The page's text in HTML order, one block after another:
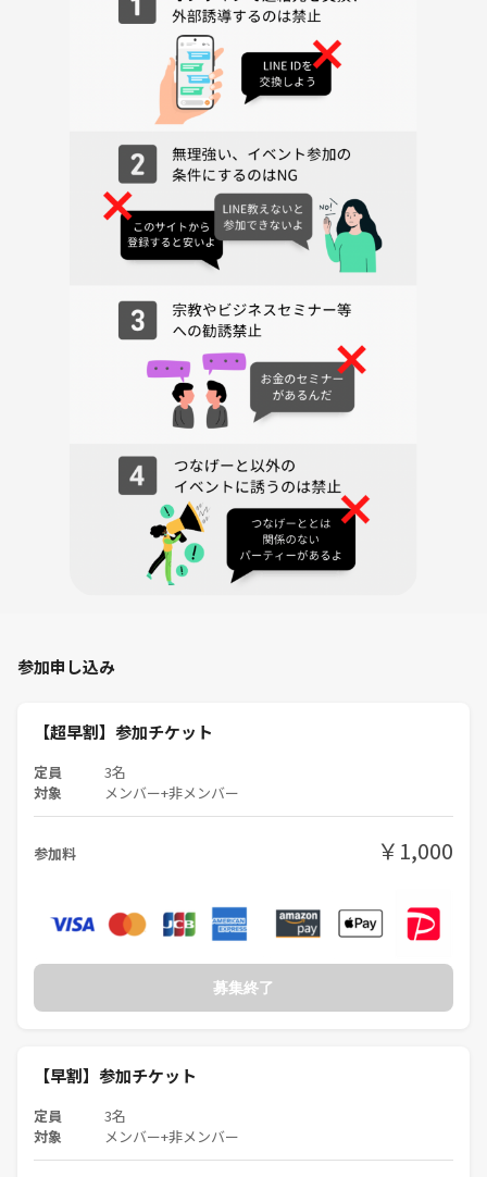
・勧誘(宗教、MLMなど)、ナンパ
・泥酔、酩酊状態での参加
・「政治(政党、選挙、戦争の話題等)」「宗教」「下ネタ(夜の話題)」
などセンシティブな話題
イベント中に他の参加者から迷惑行為の通報を受け事実を確認できた場
合、退出していただく場合があります。
イベント開催後の人間関係トラブルや男女関係トラブルについては関知
しませんので、各自で自衛や解決をお願いします。
また、写真を撮る際は他の人の顔が写らないようご配慮をお願いしま
す。SNSへアップする際もご注意ください。
(お料理やお店の写真のみ撮影OK。イベントの様子がわかる写真は撮影
参加申し込み
【超早割】参加チケット
定員 3名
対象 メンバー+非メンバー
参加料 ￥1,000
募集終了
【早割】参加チケット
定員 3名
対象 メンバー+非メンバー